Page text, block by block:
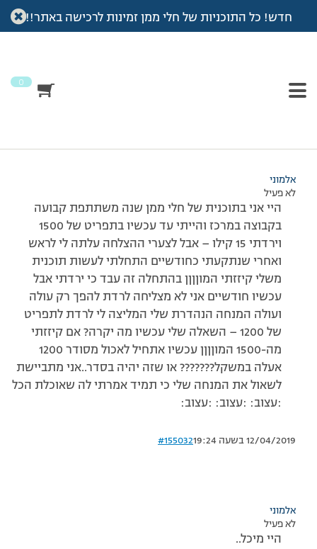
חדש! כל התוכניות של חלי ממן זמינות לרכישה באתר!!
0
עמוד הבית >דיונים>פורום >התייעצות ממי שיש לה ניסיון אישי
מוצגות 2 תגובות – 1 עד 2 (מתוך 2 סה״כ)
אלמוני
לא פעיל
היי אני בתוכנית של חלי ממן שנה משתתפת קבועה
בקבוצה במרכז והייתי עד עכשיו בתפריט של 1500
וירדתי 15 קילו – אבל לצערי ההצלחה עלתה לי לראש
ואחרי שנתקעתי כחודשיים התחלתי לעשות תוכנית
משלי קיזזתי המוןןןן בהתחלה זה עבד כי ירדתי אבל
עכשיו חודשיים אני לא מצליחה לרדת להפך רק עולה
ועולה המנחה הנהדרת שלי המליצה לי לרדת לתפריט
של 1200 – השאלה שלי עכשיו מה יקרה? אם קיזזתי
מה-1500 המוןןןן עכשיו אתחיל לאכול מסודר 1200
אעלה במשקל??????? או שזה יהיה בסדר..אני מתביישת
לשאול את המנחה שלי כי תמיד אמרתי לה שאוכלת הכל
:עצוב: :עצוב: :עצוב:
12/04/2019 בשעה 19:24 #155032
אלמוני
לא פעיל
היי מיכל..